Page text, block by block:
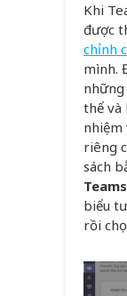
Khi
được
chỉnh
mình.
thể và
nhiệm
riêng
sách
biểu
rồi